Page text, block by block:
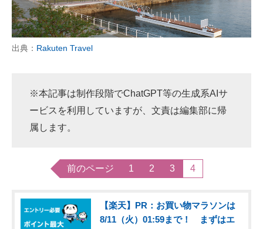
出典： Rakuten Travel
※本記事は制作段階でChatGPT等の生成系AIサ
ービスを利用していますが、文責は編集部に帰
属します。
前のページ 1 2 3 4
【楽天】PR：お買い物マラソンは
8/11（火）01:59まで！ まずはエ